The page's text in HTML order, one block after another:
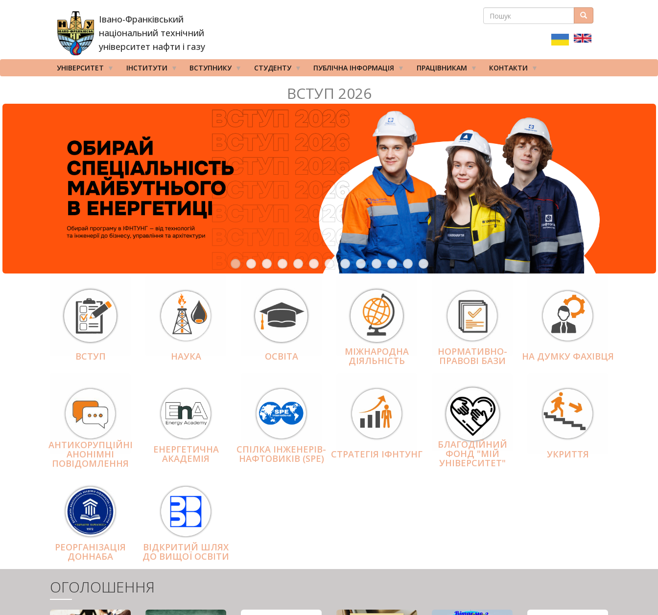
Івано-Франківський
національний технічний
університет нафти і газу
ПОШУКОВА
ПОШУК Пошук
УНІВЕРСИТЕТ ІНСТИТУТИ ВСТУПНИКУ СТУДЕНТУ ПУБЛІЧНА ІНФОРМАЦІЯ ПРАЦІВНИКАМ КОНТАКТИ
ВСТУП 2026
ВСТУП НАУКА ОСВІТА МІЖНАРОДНА
ДІЯЛЬНІCТЬ
НОРМАТИВНО-
ПРАВОВІ БАЗИ НА ДУМКУ ФАХІВЦЯ
АНТИКОРУПЦІЙНІ
АНОНІМНІ
ПОВІДОМЛЕННЯ
ЕНЕРГЕТИЧНА
АКАДЕМІЯ
СПІЛКА ІНЖЕНЕРІВ-
НАФТОВИКІВ (SPE) СТРАТЕГІЯ ІФНТУНГ
БЛАГОДІЙНИЙ
ФОНД "МІЙ
УНІВЕРСИТЕТ"
УКРИТТЯ
РЕОРГАНІЗАЦІЯ
ДОННАБА
ВІДКРИТИЙ ШЛЯХ
ДО ВИЩОЇ ОСВІТИ
ОГОЛОШЕННЯ